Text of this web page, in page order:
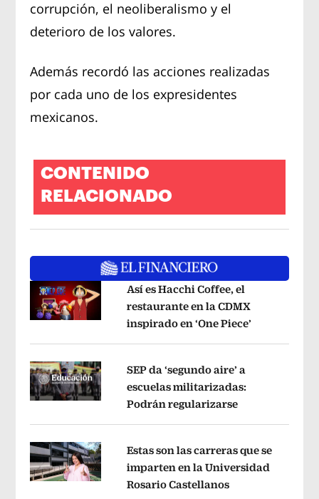
corrupción, el neoliberalismo y el
deterioro de los valores.
Además recordó las acciones realizadas
por cada uno de los expresidentes
mexicanos.
CONTENIDO
RELACIONADO
Opens in new window
Así es Hacchi Coffee, el
restaurante en la CDMX
inspirado en ‘One Piece’
Opens in new window
SEP da ‘segundo aire’ a
escuelas militarizadas:
Podrán regularizarseOpens in new
Opens in new window
Estas son las carreras que se
imparten en la Universidad
Rosario CastellanosOpens in new